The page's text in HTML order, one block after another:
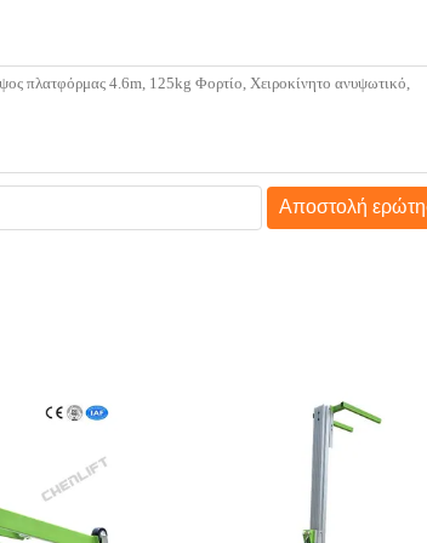
Αποστολή